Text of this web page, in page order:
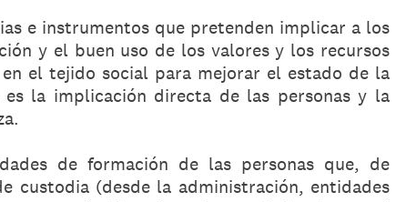
e instrumentos que pretenden implicar a los
y el buen uso de los valores y los recursos
el tejido social para mejorar el estado de la
la implicación directa de las personas y la
de formación de las personas que, de
custodia (desde la administración, entidades